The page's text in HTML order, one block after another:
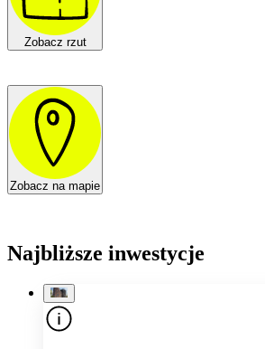
Zobacz rzut
Zobacz na mapie
Najbliższe inwestycje